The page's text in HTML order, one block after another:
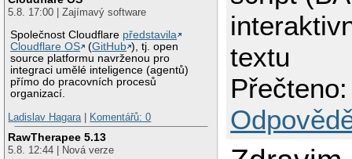
5.8. 17:00 | Zajímavý software
Společnost Cloudflare představila
Cloudflare OS
(GitHub ), tj. open
source platformu navrženou pro
integraci umělé inteligence (agentů)
přímo do pracovních procesů
organizací.
Ladislav Hagara
Komentářů: 0
RawTherapee 5.13
5.8. 12:44 | Nová verze
textu